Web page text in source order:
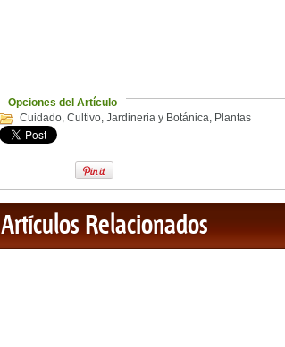
Opciones del Artículo
Cuidado, Cultivo, Jardineria y Botánica, Plantas
Artículos Relacionados